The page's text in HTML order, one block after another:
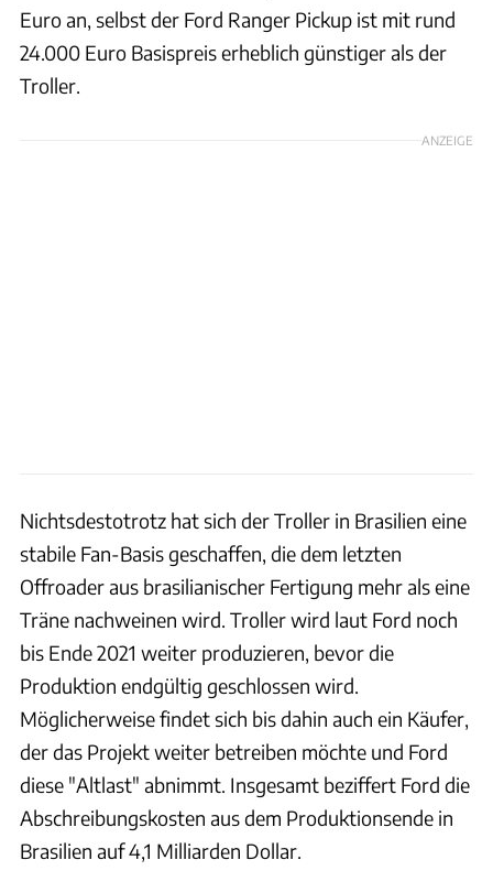
Euro an, selbst der Ford Ranger Pickup ist mit rund
24.000 Euro Basispreis erheblich günstiger als der
Troller.
ANZEIGE
Nichtsdestotrotz hat sich der Troller in Brasilien eine
stabile Fan-Basis geschaffen, die dem letzten
Offroader aus brasilianischer Fertigung mehr als eine
Träne nachweinen wird. Troller wird laut Ford noch
bis Ende 2021 weiter produzieren, bevor die
Produktion endgültig geschlossen wird.
Möglicherweise findet sich bis dahin auch ein Käufer,
der das Projekt weiter betreiben möchte und Ford
diese "Altlast" abnimmt. Insgesamt beziffert Ford die
Abschreibungskosten aus dem Produktionsende in
Brasilien auf 4,1 Milliarden Dollar.